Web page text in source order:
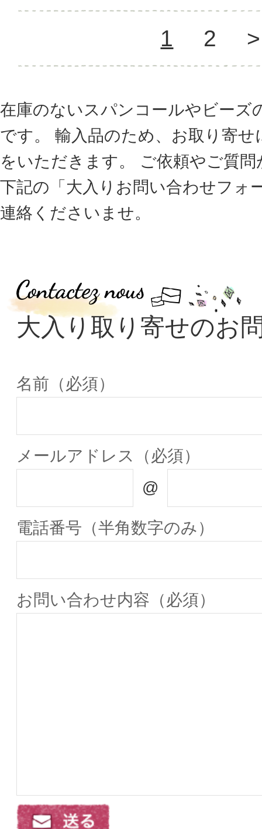
1 2 >
在庫のないスパンコールやビーズ
です。 輸入品のため、お取り寄せ
をいただきます。 ご依頼やご質
下記の「大入りお問い合わせフォ
連絡くださいませ。
大入り取り寄せのお
名前（必須）
メールアドレス（必須）
@
電話番号（半角数字のみ）
お問い合わせ内容（必須）